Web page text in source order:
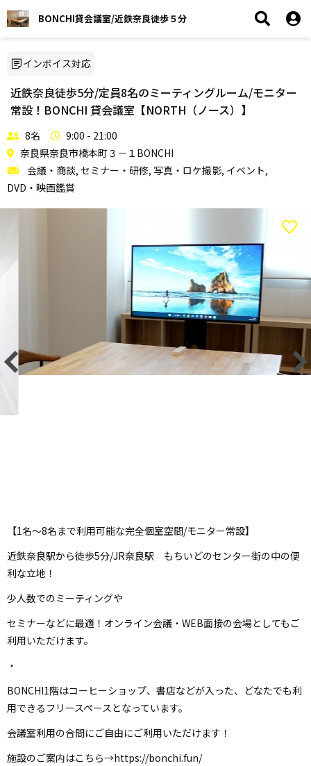
BONCHI貸会議室/近鉄奈良徒歩５分
インボイス対応
近鉄奈良徒歩5分/定員8名のミーティングルーム/モニター
常設！BONCHI 貸会議室【NORTH（ノース）】
8名
9:00 - 21:00
奈良県奈良市橋本町３－１BONCHI
会議・商談, セミナー・研修, 写真・ロケ撮影, イベント,
DVD・映画鑑賞
【1名～8名まで利用可能な完全個室空間/モニター常設】
近鉄奈良駅から徒歩5分/JR奈良駅 もちいどのセンター街の中の便
利な立地！
少人数でのミーティングや
セミナーなどに最適！オンライン会議・WEB面接の会場としてもご
利用いただけます。
・
BONCHI1階はコーヒーショップ、書店などが入った、どなたでも利
用できるフリースペースとなっています。
会議室利用の合間にご自由にご利用いただけます！
施設のご案内はこちら→https://bonchi.fun/